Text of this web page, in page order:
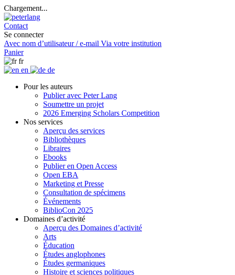
Chargement...
Contact
Se connecter
Avec nom d’utilisateur / e-mail Via votre institution
Panier
fr
en
de
Pour les auteurs
Publier avec Peter Lang
Soumettre un projet
2026 Emerging Scholars Competition
Nos services
Aperçu des services
Bibliothèques
Libraires
Ebooks
Publier en Open Access
Open EBA
Marketing et Presse
Consultation de spécimens
Événements
BiblioCon 2025
Domaines d’activité
Aperçu des Domaines d’activité
Arts
Éducation
Études anglophones
Études germaniques
Histoire et sciences politiques